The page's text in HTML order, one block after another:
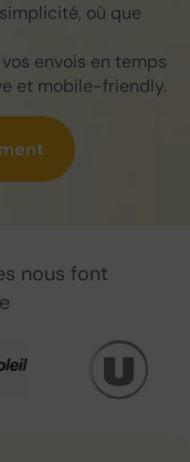
où que
envois en temps
et mobile-friendly.
nous font